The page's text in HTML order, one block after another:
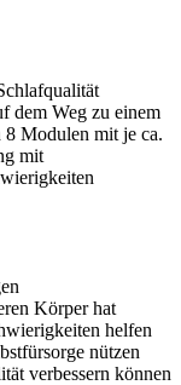
dem Weg zu einem
8 Modulen mit je ca.
mit
Körper hat
helfen
nützen
verbessern können